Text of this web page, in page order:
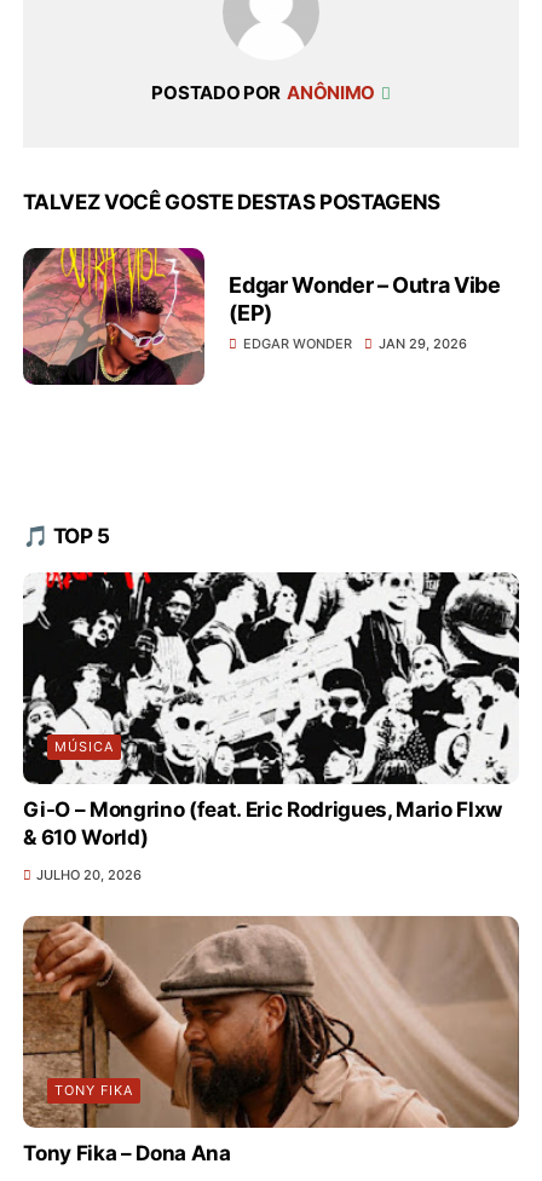
POSTADO POR ANÔNIMO
TALVEZ VOCÊ GOSTE DESTAS POSTAGENS
Edgar Wonder – Outra Vibe
(EP)
EDGAR WONDER JAN 29, 2026
🎵 TOP 5
MÚSICA
Gi-O – Mongrino (feat. Eric Rodrigues, Mario Flxw
& 610 World)
JULHO 20, 2026
TONY FIKA
Tony Fika – Dona Ana